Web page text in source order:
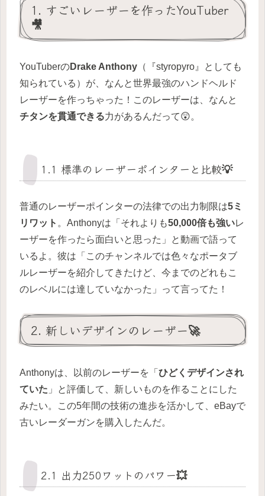
1. すごいレーザーを作ったYouTuber
🎥
YouTuberのDrake Anthony （『styropyro』としても
知られている）が、なんと世界最強のハンドヘルド
レーザーを作っちゃった！このレーザーは、なんと
チタンを貫通できる力があるんだって😲。
1.1 標準のレーザーポインターと比較💡
普通のレーザーポインターの法律での出力制限は5ミ
リワット 。Anthonyは「それよりも50,000倍も強いレ
ーザーを作ったら面白いと思った」と動画で語って
いるよ。彼は「このチャンネルでは色々なポータブ
ルレーザーを紹介してきたけど、今までのどれもこ
のレベルには達していなかった」って言ってた！
2. 新しいデザインのレーザー🚀
Anthonyは、以前のレーザーを「 ひどくデザインされ
ていた 」と評価して、新しいものを作ることにした
みたい。この5年間の技術の進歩を活かして、eBayで
古いレーダーガンを購入したんだ。
2.1 出力250ワットのパワー💥